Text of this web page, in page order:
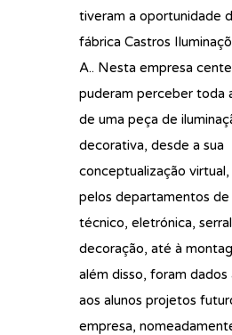
tiveram a oportunidade
fábrica Castros
A.. Nesta empresa
puderam perceber toda
de uma peça de
decorativa, desde a sua
conceptualização virtual,
pelos departamentos de
técnico, eletrónica,
decoração, até à
além disso, foram dados
aos alunos projetos
empresa,